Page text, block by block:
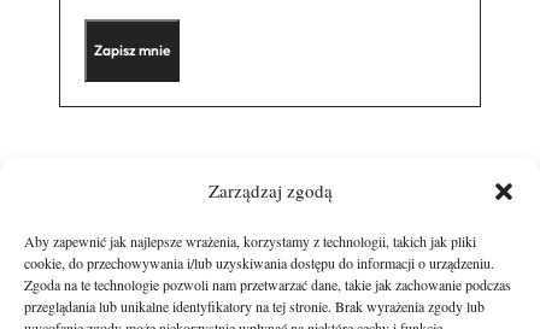
Zarządzaj zgodą
Aby zapewnić jak najlepsze wrażenia, korzystamy z technologii, takich jak pliki
cookie, do przechowywania i/lub uzyskiwania dostępu do informacji o urządzeniu.
Zgoda na te technologie pozwoli nam przetwarzać dane, takie jak zachowanie podczas
przeglądania lub unikalne identyfikatory na tej stronie. Brak wyrażenia zgody lub